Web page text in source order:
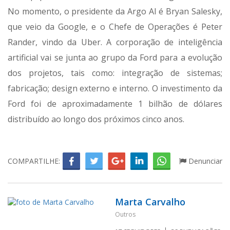
No momento, o presidente da Argo AI é Bryan Salesky,
que veio da Google, e o Chefe de Operações é Peter
Rander, vindo da Uber. A corporação de inteligência
artificial vai se junta ao grupo da Ford para a evolução
dos projetos, tais como: integração de sistemas;
fabricação; design externo e interno. O investimento da
Ford foi de aproximadamente 1 bilhão de dólares
distribuído ao longo dos próximos cinco anos.
COMPARTILHE: Denunciar
Marta Carvalho
Outros